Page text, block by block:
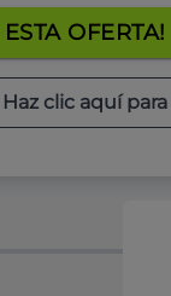
OFERTA!
Haz clic aquí